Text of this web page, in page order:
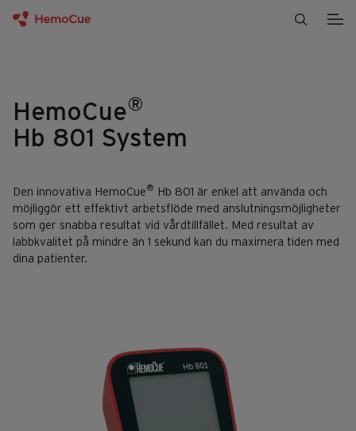
Gå till innehåll
HemoCue®
Hb 801 System
Den innovativa HemoCue®
Hb 801 är enkel att använda och
möjliggör ett effektivt arbetsflöde med anslutningsmöjligheter
som ger snabba resultat vid vårdtillfället. Med resultat av
labbkvalitet på mindre än 1 sekund kan du maximera tiden med
dina patienter.